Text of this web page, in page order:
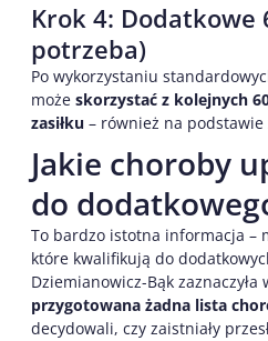
Krok 4: Dodatkowe
potrzeba)
Po wykorzystaniu
może skorzystać z kolejnych
zasiłku – również na
Jakie choroby
do
To bardzo istotna informacja –
które kwalifikują do
Dziemianowicz-Bąk zaznaczyła
przygotowana żadna lista
decydowali, czy zaistniały